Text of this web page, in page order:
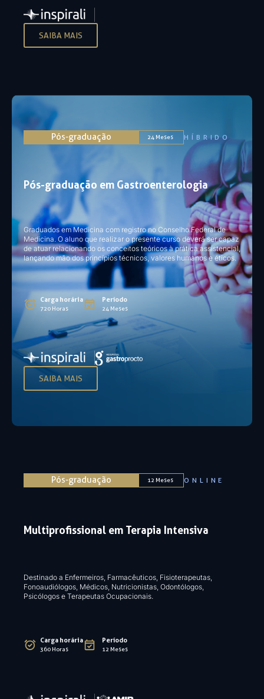
SAIBA MAIS
Pós-graduação em Gastroenterologia
Graduados em Medicina com registro no Conselho Federal de
Medicina. O aluno que realizar o presente curso deverá ser capaz
de atuar relacionando os conceitos teóricos à prática assistencial,
lançando mão dos princípios técnicos, valores humanos e éticos.
Carga horária
720 Horas
Período
24 Meses
Pós-graduação 24 Meses HÍBRIDO
SAIBA MAIS
Multiprofissional em Terapia Intensiva
Destinado a Enfermeiros, Farmacêuticos, Fisioterapeutas,
Fonoaudiólogos, Médicos, Nutricionistas, Odontólogos,
Psicólogos e Terapeutas Ocupacionais​.
Carga horária
360 Horas
Período
12 Meses
Pós-graduação 12 Meses ONLINE